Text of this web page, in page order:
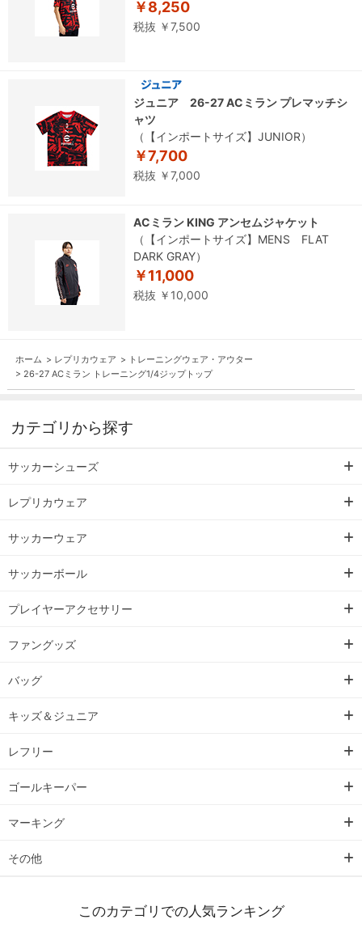
￥8,250
税抜 ￥7,500
ジュニア 26-27 ACミラン プレマッチシ
ャツ
（【インポートサイズ】JUNIOR）
￥7,700
税抜 ￥7,000
ACミラン KING アンセムジャケット
（【インポートサイズ】MENS FLAT
DARK GRAY）
￥11,000
税抜 ￥10,000
ホーム > レプリカウェア > トレーニングウェア・アウター
> 26-27 ACミラン トレーニング1/4ジップトップ
カテゴリから探す
サッカーシューズ
レプリカウェア
サッカーウェア
サッカーボール
プレイヤーアクセサリー
ファングッズ
バッグ
キッズ＆ジュニア
レフリー
ゴールキーパー
マーキング
その他